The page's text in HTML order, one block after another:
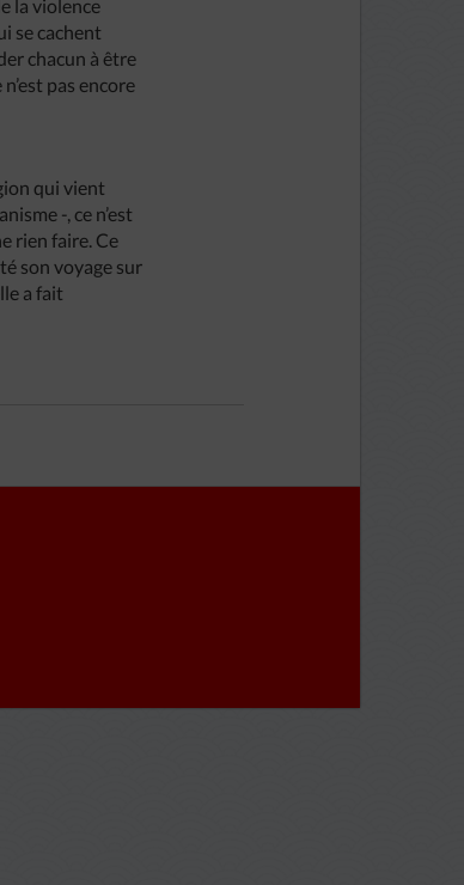
la violence
se cachent
chacun à être
pas encore
qui vient
-, ce n’est
rien faire. Ce
son voyage sur
a fait